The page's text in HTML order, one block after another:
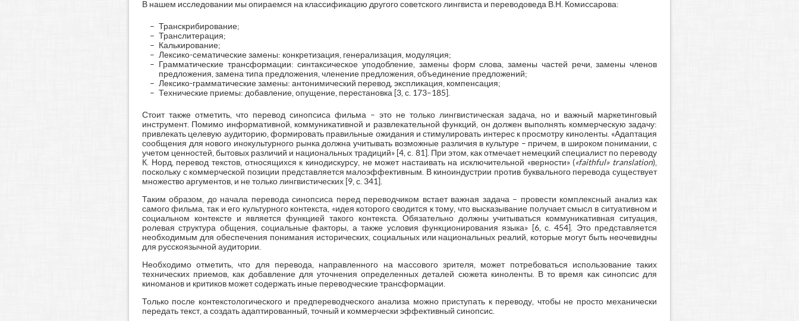
В нашем исследовании мы опираемся на классификацию другого советского лингвиста и переводоведа В.Н. Комиссарова:
Транскрибирование;
Транслитерация;
Калькирование;
Лексико-сематические замены: конкретизация, генерализация, модуляция;
Грамматические трансформации: синтаксическое уподобление, замены форм слова, замены частей речи, замены членов
предложения, замена типа предложения, членение предложения, объединение предложений;
Лексико-грамматические замены: антонимический перевод, экспликация, компенсация;
Технические приемы: добавление, опущение, перестановка [3, с. 173–185].
Стоит также отметить, что перевод синопсиса фильма – это не только лингвистическая задача, но и важный маркетинговый
инструмент. Помимо информативной, коммуникативной и развлекательной функций, он должен выполнять коммерческую задачу:
привлекать целевую аудиторию, формировать правильные ожидания и стимулировать интерес к просмотру киноленты. «Адаптация
сообщения для нового инокультурного рынка должна учитывать возможные различия в культуре – причем, в широком понимании, с
учетом ценностей, бытовых различий и национальных традиций» [4, c. 81]. При этом, как отмечает немецкий специалист по переводу
К. Норд, перевод текстов, относящихся к кинодискурсу, не может настаивать на исключительной «верности» («faithful» translation),
поскольку с коммерческой позиции представляется малоэффективным. В киноиндустрии против буквального перевода существует
множество аргументов, и не только лингвистических [9, с. 341].
Таким образом, до начала перевода синопсиса перед переводчиком встает важная задача – провести комплексный анализ как
самого фильма, так и его культурного контекста, «идея которого сводится к тому, что высказывание получает смысл в ситуативном и
социальном контексте и является функцией такого контекста. Обязательно должны учитываться коммуникативная ситуация,
ролевая структура общения, социальные факторы, а также условия функционирования языка» [6, с. 454]. Это представляется
необходимым для обеспечения понимания исторических, социальных или национальных реалий, которые могут быть неочевидны
для русскоязычной аудитории.
Необходимо отметить, что для перевода, направленного на массового зрителя, может потребоваться использование таких
технических приемов, как добавление для уточнения определенных деталей сюжета киноленты. В то время как синопсис для
киноманов и критиков может содержать иные переводческие трансформации.
Только после контекстологического и предпереводческого анализа можно приступать к переводу, чтобы не просто механически
передать текст, а создать адаптированный, точный и коммерчески эффективный синопсис.